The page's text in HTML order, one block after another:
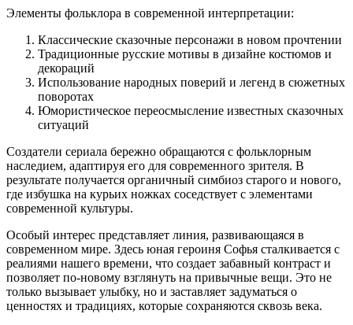
Элементы фольклора в современной интерпретации:
Классические сказочные персонажи в новом прочтении
Традиционные русские мотивы в дизайне костюмов и
декораций
Использование народных поверий и легенд в сюжетных
поворотах
Юмористическое переосмысление известных сказочных
ситуаций
Создатели сериала бережно обращаются с фольклорным
наследием, адаптируя его для современного зрителя. В
результате получается органичный симбиоз старого и нового,
где избушка на курьих ножках соседствует с элементами
современной культуры.
Особый интерес представляет линия, развивающаяся в
современном мире. Здесь юная героиня Софья сталкивается с
реалиями нашего времени, что создает забавный контраст и
позволяет по-новому взглянуть на привычные вещи. Это не
только вызывает улыбку, но и заставляет задуматься о
ценностях и традициях, которые сохраняются сквозь века.